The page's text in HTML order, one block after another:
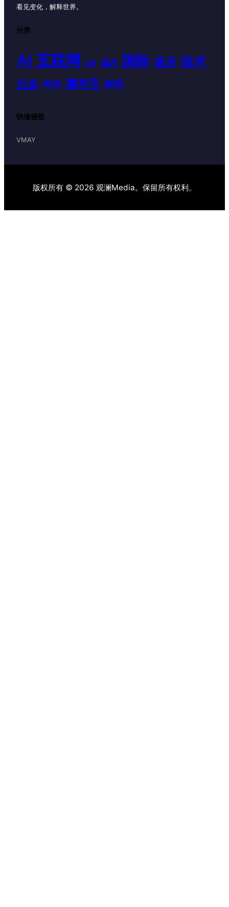
看见变化，解释世界。
分类
AI 互联网 体育 国内 国际 娱乐 技术
社会 科技 薅羊毛 财经
快速链接
VMAY
版权所有 © 2026 观澜Media。保留所有权利。